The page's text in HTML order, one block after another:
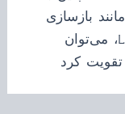
بازسازی
نقاط آبگیر و استفاده از چراغ‌های LED، می‌توان
کرد